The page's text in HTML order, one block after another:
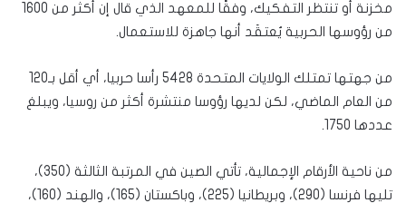
مخزنة أو تنتظر التفكيك، وفقًا للمعهد الذي قال إن أكثر من 1600
من رؤوسها الحربية يُعتقَد أنها جاهزة للاستعمال.
من جهتها تمتلك الولايات المتحدة 5428 رأسا حربيا، أي أقل بـ120
من العام الماضي، لكن لديها رؤوسا منتشرة أكثر من روسيا، ويبلغ
عددها 1750.
من ناحية الأرقام الإجمالية، تأتي الصين في المرتبة الثالثة (350)،
تليها فرنسا (290)، وبريطانيا (225)، وباكستان (165)، والهند (160)،